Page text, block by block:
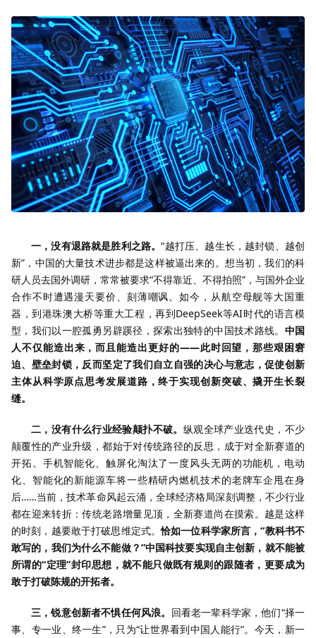
一，没有退路就是胜利之路。“越打压、越生长，越封锁、越创
新”，中国的大量技术进步都是这样被逼出来的。想当初，我们的科
研人员去国外调研，常常被要求“不得靠近、不得拍照”，与国外企业
合作不时遭遇漫天要价、刻薄嘲讽。如今，从航空母舰等大国重
器，到港珠澳大桥等重大工程，再到DeepSeek等AI时代的语言模
型，我们以一腔孤勇另辟蹊径，探索出独特的中国技术路线。 中国
人不仅能造出来，而且能造出更好的——此时回望，那些艰困窘
迫、壁垒封锁，反而坚定了我们自立自强的决心与意志，促使创新
主体从科学原点思考发展道路，终于实现创新突破、撬开生长裂
缝。
二，没有什么行业经验颠扑不破。 纵观全球产业迭代史，不少
颠覆性的产业升级，都始于对传统路径的反思，成于对全新赛道的
开拓。手机智能化、触屏化淘汰了一度风头无两的功能机，电动
化、智能化的新能源车将一些精研内燃机技术的老牌车企甩在身
后……当前，技术革命风起云涌，全球经济格局深刻调整，不少行业
都在迎来转折：传统老路增量见顶，全新赛道尚在摸索。越是这样
的时刻，越要敢于打破思维定式。恰如一位科学家所言，“教科书不
敢写的，我们为什么不能做？”中国科技要实现自主创新，就不能被
所谓的“定理”封印思想，就不能只做既有规则的跟随者，更要成为
敢于打破陈规的开拓者。
三，锐意创新者不惧任何风浪。 回看老一辈科学家，他们“择一
事、专一业、终一生”，只为“让世界看到中国人能行”。今天，新一